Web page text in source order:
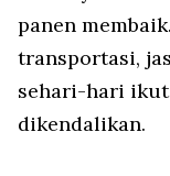
panen
transportasi,
sehari-hari
dikendalikan.